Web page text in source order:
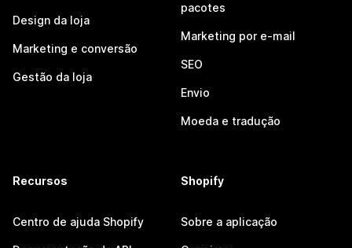
Design da loja
Marketing e conversão
Gestão da loja
pacotes
Marketing por e-mail
SEO
Envio
Moeda e tradução
Recursos
Centro de ajuda Shopify
Shopify
Sobre a aplicação